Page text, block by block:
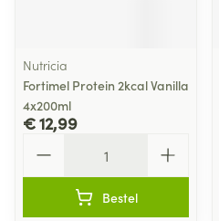
Nutricia
Fortimel Protein 2kcal Vanilla
4x200ml
€ 12,99
Bestel